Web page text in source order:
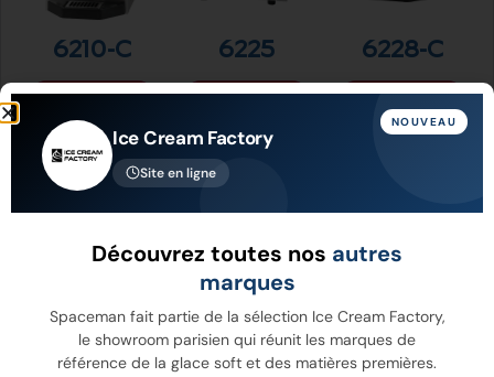
6210-C 6225 6228-C
NOUVEAU
Ice Cream Factory
Site en ligne
Découvrez toutes nos autres
marques
Spaceman fait partie de la sélection Ice Cream Factory,
le showroom parisien qui réunit les marques de
référence de la glace soft et des matières premières.